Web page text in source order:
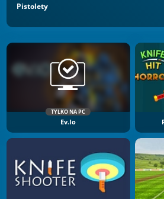
Pistolety
TYLKO NA PC
Ev.io